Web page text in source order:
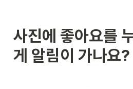
사진에 좋아요를
게 알림이 가나요?